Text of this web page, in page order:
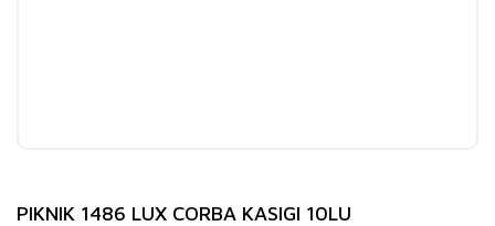
PIKNIK 1486 LUX CORBA KASIGI 10LU